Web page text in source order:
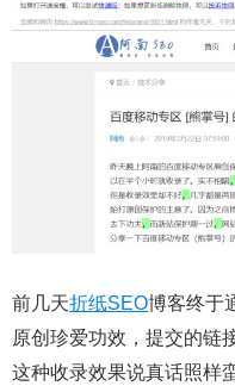
前几天折纸SEO博客终于
原创珍爱功效，提交的链
这种收录效果说真话照样